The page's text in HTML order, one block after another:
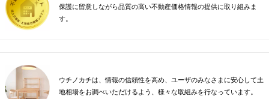
保護に留意しながら品質の高い不動産価格情報の提供に取り組みま
す。
ウチノカチは、情報の信頼性を高め、ユーザのみなさまに安心して土
地相場をお調べいただけるよう、様々な取組みを行なっています。